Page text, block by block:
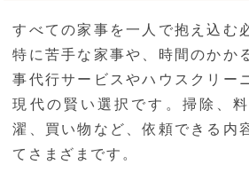
すべての家事を一人で抱え込む
特に苦手な家事や、時間のかか
事代行サービスやハウスクリー
現代の賢い選択です。掃除、
濯、買い物など、依頼できる内
てさまざまです。